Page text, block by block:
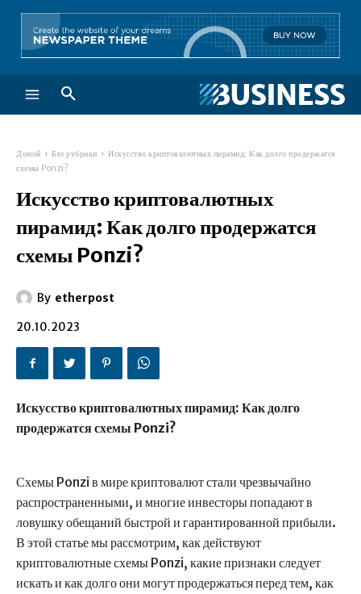
Домой Без рубрики
Искусство криптовалютных пирамид: Как долго продержатся
схемы Ponzi?
Искусство криптовалютных
пирамид: Как долго продержатся
схемы Ponzi?
By etherpost
20.10.2023
Искусство криптовалютных пирамид: Как долго
продержатся схемы Ponzi?
Схемы Ponzi в мире криптовалют стали чрезвычайно
распространенными, и многие инвесторы попадают в
ловушку обещаний быстрой и гарантированной прибыли.
В этой статье мы рассмотрим, как действуют
криптовалютные схемы Ponzi, какие признаки следует
искать и как долго они могут продержаться перед тем, как